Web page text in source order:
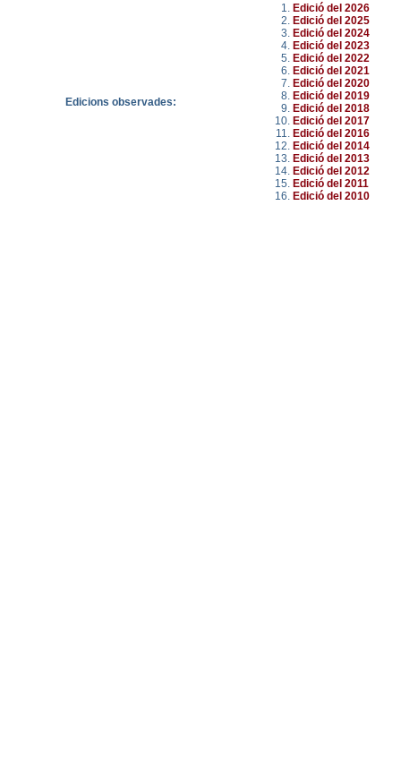
Edicions observades:
Edició del 2026
Edició del 2025
Edició del 2024
Edició del 2023
Edició del 2022
Edició del 2021
Edició del 2020
Edició del 2019
Edició del 2018
Edició del 2017
Edició del 2016
Edició del 2014
Edició del 2013
Edició del 2012
Edició del 2011
Edició del 2010